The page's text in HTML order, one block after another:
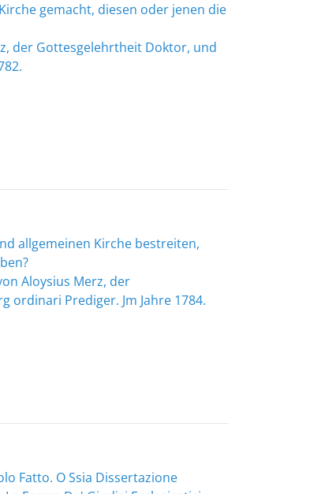
gemacht, diesen oder jenen die
der Gottesgelehrtheit Doktor, und
allgemeinen Kirche bestreiten,
Aloysius Merz, der
Prediger. Jm Jahre 1784.
Fatto. O Ssia Dissertazione